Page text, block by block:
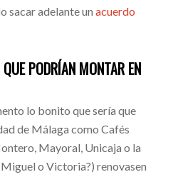
sacar adelante un acuerdo
PODRÍAN MONTAR EN
lo bonito que sería que
de Málaga como Cafés
Mayoral, Unicaja o la
o Victoria?) renovasen